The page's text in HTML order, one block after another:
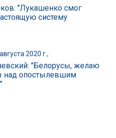
"Лукашенко смог
систему
2020 г.,
"Белорусы, желаю
над опостылевшим